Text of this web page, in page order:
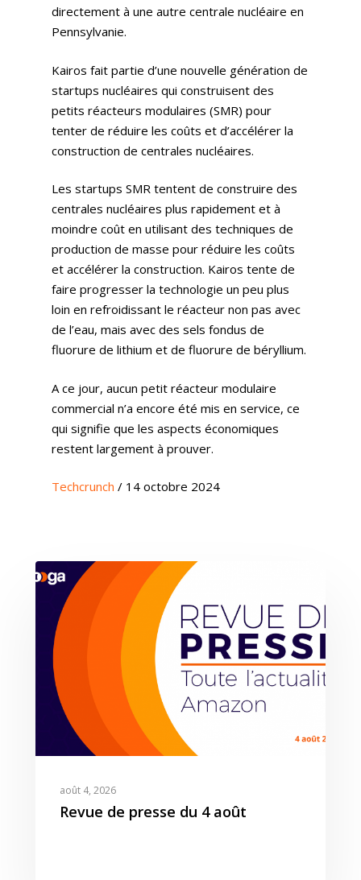
directement à une autre centrale nucléaire en
Pennsylvanie.
Kairos fait partie d’une nouvelle génération de
startups nucléaires qui construisent des
petits réacteurs modulaires (SMR) pour
tenter de réduire les coûts et d’accélérer la
construction de centrales nucléaires.
Les startups SMR tentent de construire des
centrales nucléaires plus rapidement et à
moindre coût en utilisant des techniques de
production de masse pour réduire les coûts
et accélérer la construction. Kairos tente de
faire progresser la technologie un peu plus
loin en refroidissant le réacteur non pas avec
de l’eau, mais avec des sels fondus de
fluorure de lithium et de fluorure de béryllium.
A ce jour, aucun petit réacteur modulaire
commercial n’a encore été mis en service, ce
qui signifie que les aspects économiques
restent largement à prouver.
Techcrunch / 14 octobre 2024
août 4, 2026
Revue de presse du 4 aoûtPublicité
Gestion Publicitaire
Agence